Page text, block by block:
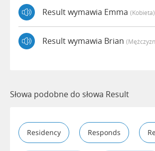
Result wymawia Emma (kobieta)
Result wymawia Brian
Słowa podobne do słowa Result
Residency Responds